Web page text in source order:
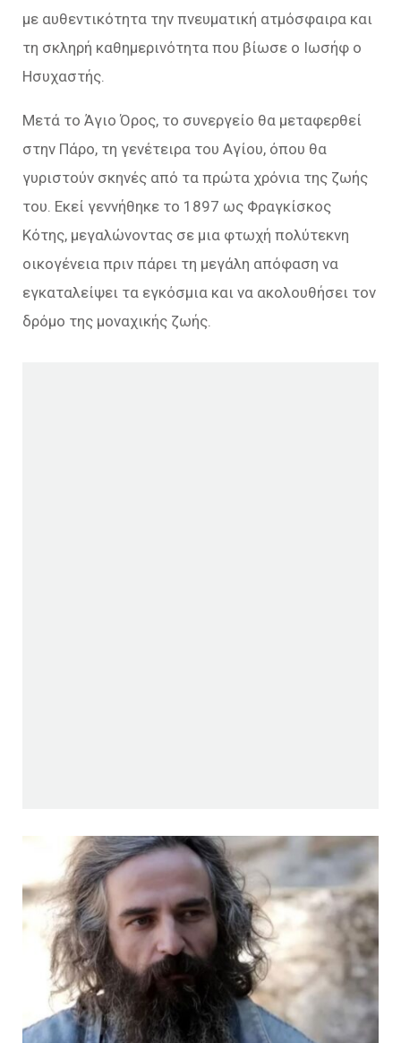
με αυθεντικότητα την πνευματική ατμόσφαιρα και
τη σκληρή καθημερινότητα που βίωσε ο Ιωσήφ ο
Ησυχαστής.
Μετά το Άγιο Όρος, το συνεργείο θα μεταφερθεί
στην Πάρο, τη γενέτειρα του Αγίου, όπου θα
γυριστούν σκηνές από τα πρώτα χρόνια της ζωής
του. Εκεί γεννήθηκε το 1897 ως Φραγκίσκος
Κότης, μεγαλώνοντας σε μια φτωχή πολύτεκνη
οικογένεια πριν πάρει τη μεγάλη απόφαση να
εγκαταλείψει τα εγκόσμια και να ακολουθήσει τον
δρόμο της μοναχικής ζωής.